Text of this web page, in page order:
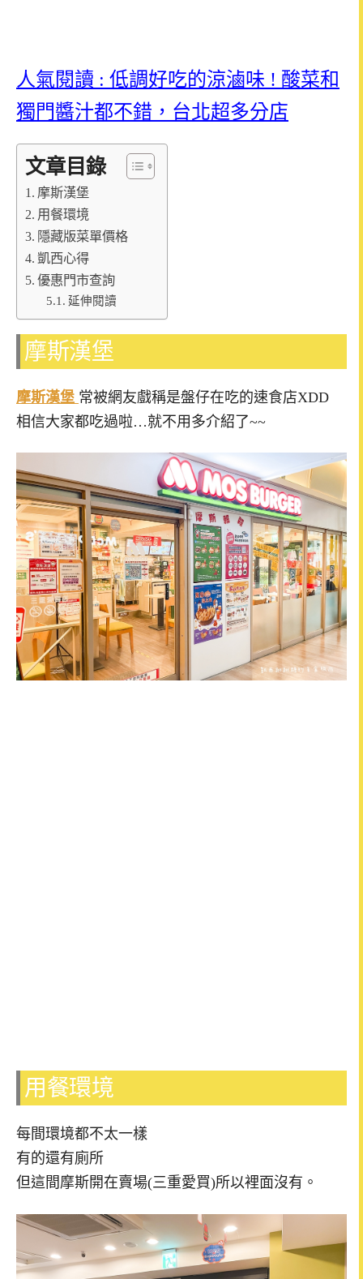
人氣閱讀 : 低調好吃的涼滷味 ! 酸菜和
獨門醬汁都不錯，台北超多分店
文章目錄
摩斯漢堡
用餐環境
隱藏版菜單價格
凱西心得
優惠門市查詢
延伸閱讀
摩斯漢堡
摩斯漢堡 常被網友戲稱是盤仔在吃的速食店XDD
相信大家都吃過啦…就不用多介紹了~~
用餐環境
每間環境都不太一樣
有的還有廁所
但這間摩斯開在賣場(三重愛買)所以裡面沒有。